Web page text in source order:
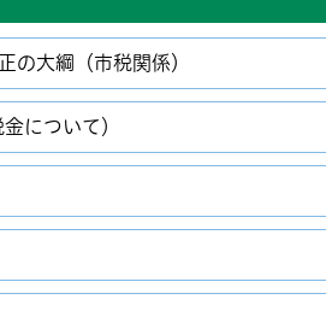
の大綱（市税関係）
について）